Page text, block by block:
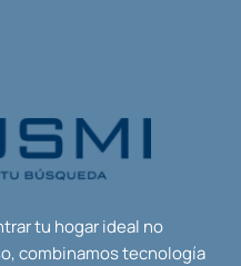
tu hogar ideal no
combinamos tecnología